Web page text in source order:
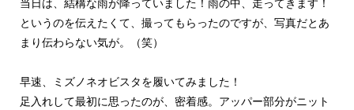
というのを伝えたくて、撮ってもらったのですが、写真だとあ
まり伝わらない気が。（笑）
早速、ミズノネオビスタを履いてみました！
足入れして最初に思ったのが、密着感。アッパー部分がニット